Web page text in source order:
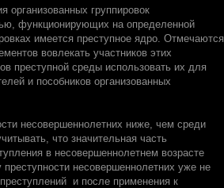
организованных группировок
функционирующих на определенной
имеется преступное ядро. Отмечаются
вовлекать участников этих
преступной среды использовать их для
и пособников организованных
несовершеннолетних ниже, чем среди
что значительная часть
в несовершеннолетнем возрасте
несовершеннолетних уже не
и после применения к